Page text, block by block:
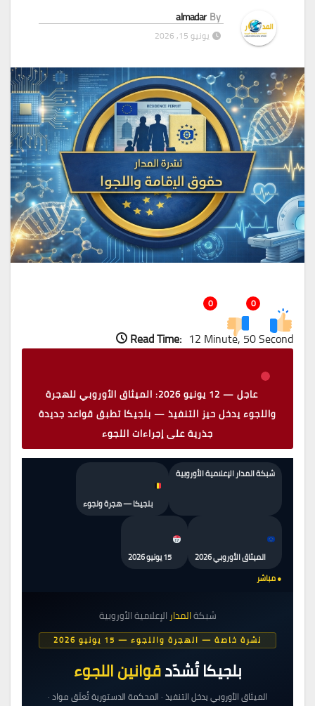
By
almadar
يونيو 15, 2026
0
0
Read Time: 12 Minute, 50 Second
عاجل — 12 يونيو 2026: الميثاق الأوروبي للهجرة
واللجوء يدخل حيز التنفيذ — بلجيكا تطبق قواعد جديدة
جذرية على إجراءات اللجوء
شبكة المدار الإعلامية الأوروبية
بلجيكا — هجرة ولجوء
الميثاق الأوروبي 2026
● مباشر
شبكةالمدار الإعلامية الأوروبية
نشرة خاصة — الهجرة واللجوء — 15 يونيو 2026
بلجيكا تُشدّدقوانين اللجوء
الميثاق الأوروبي يدخل التنفيذ · المحكمة الدستورية تُعلّق مواد ·